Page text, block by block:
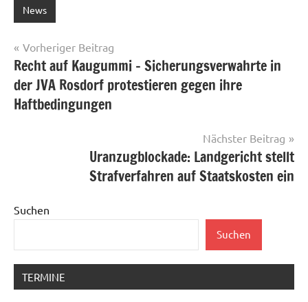
News
Beitragsnavigation
Vorheriger Beitrag
Recht auf Kaugummi – Sicherungsverwahrte in
der JVA Rosdorf protestieren gegen ihre
Haftbedingungen
Nächster Beitrag
Uranzugblockade: Landgericht stellt
Strafverfahren auf Staatskosten ein
Suchen
Suchen
TERMINE